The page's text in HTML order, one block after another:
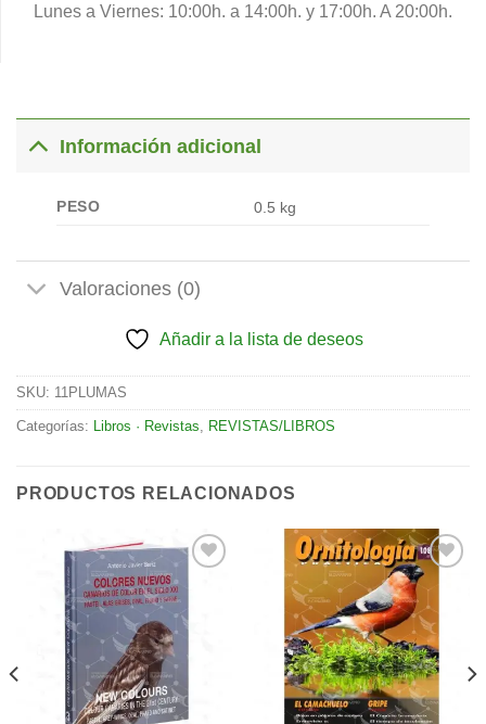
Lunes a Viernes: 10:00h. a 14:00h. y 17:00h. A 20:00h.
Información adicional
PESO 0.5 kg
Valoraciones (0)
Añadir a la lista de deseos
SKU: 11PLUMAS
Categorías: Libros · Revistas, REVISTAS/LIBROS
PRODUCTOS RELACIONADOS
Añadir
Añadir
a la
lista de
deseos